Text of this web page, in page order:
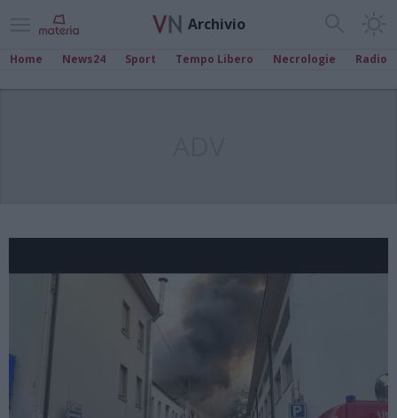
Archivio
Home News24 Sport Tempo Libero Necrologie Radio